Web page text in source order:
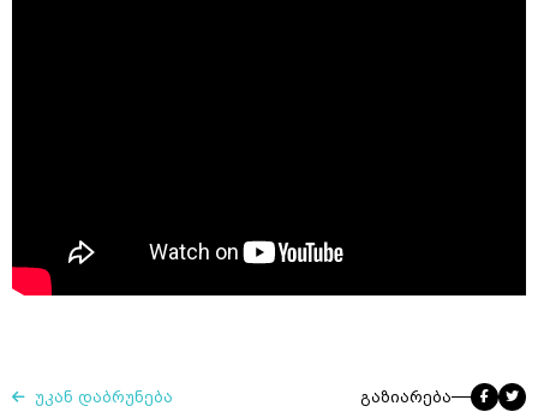
უკან დაბრუნება გაზიარება